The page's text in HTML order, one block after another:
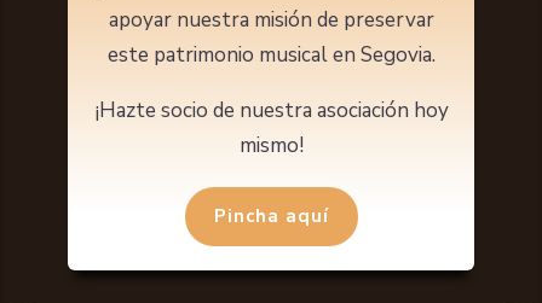
apoyar nuestra misión de preservar
este patrimonio musical en Segovia.
¡Hazte socio de nuestra asociación hoy
mismo!
Pincha aquí